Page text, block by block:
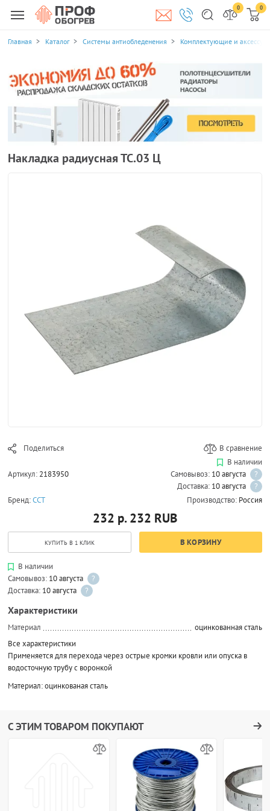
0 0
Главная Каталог Системы антиобледенения Комплектующие и
Накладка радиусная ТС.03 Ц
Поделиться В сравнение
Артикул: 2183950
В наличии
Самовывоз: 10 августа
?
Доставка: 10 августа
?
Бренд:ССТ Производство: Россия
232 р. 232 RUB
КУПИТЬ В 1 КЛИК В КОРЗИНУ
В наличии
Самовывоз: 10 августа
?
Доставка: 10 августа ?
Характеристики
Материал
оцинкованная сталь
Все характеристики
Применяется для перехода через острые кромки кровли или опуска в
водосточную трубу с воронкой
Материал: оцинкованая сталь
С ЭТИМ ТОВАРОМ ПОКУПАЮТ